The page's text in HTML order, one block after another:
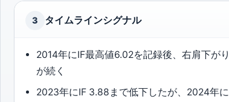
3 タイムラインシグナル
2014年にIF最高値6.02を記録後、右肩下がり
が続く
2023年にIF 3.88まで低下したが、2024年に